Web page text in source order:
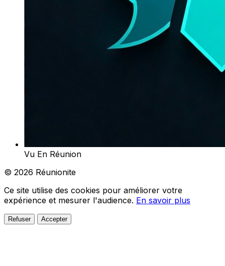
Vu En Réunion
© 2026 Réunionite
Ce site utilise des cookies pour améliorer votre
expérience et mesurer l'audience. En savoir plus
Refuser Accepter